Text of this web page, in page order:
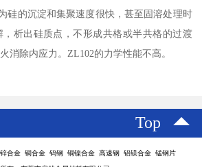
硅的沉淀和集聚速度很快，甚至固溶处理时
析出硅质点，不形成共格或半共格的过渡
消除内应力。ZL102的力学性能不高。
Top
合金 铜合金 钨钢 铜镍合金 高速钢 铝镁合金 锰钢片